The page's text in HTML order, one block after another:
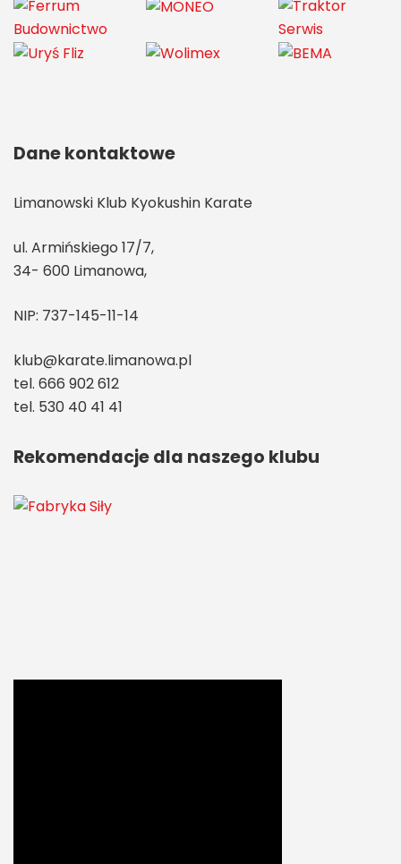
Dane kontaktowe
Limanowski Klub Kyokushin Karate
ul. Armińskiego 17/7,
34- 600 Limanowa,
NIP: 737-145-11-14
klub@karate.limanowa.pl
tel. 666 902 612
tel. 530 40 41 41
Rekomendacje dla naszego klubu